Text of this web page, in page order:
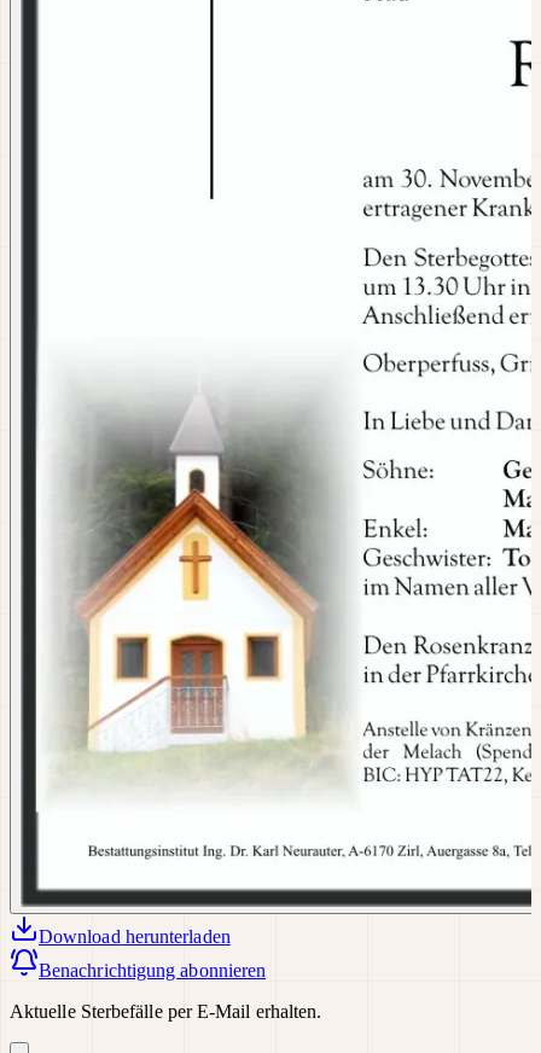
Download herunterladen
Benachrichtigung abonnieren
Aktuelle Sterbefälle per E-Mail erhalten.